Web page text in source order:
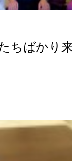
ちばかり